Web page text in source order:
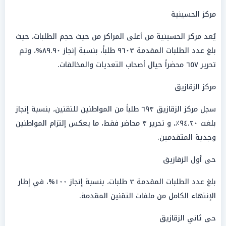
مركز الحسينية
يُعد مركز الحسينية من أعلى المراكز من حيث حجم الطلبات، حيث
بلغ عدد الطلبات المقدمة ٩٦٠٣ طلباً، بنسبة إنجاز ٨٩.٩٠%، وتم
تحرير ٦٥٧ محضراً حيال أصحاب التعديات والمخالفات.
مركز الزقازيق
سجل مركز الزقازيق ٦٩٣ طلباً من المواطنين للتقنين، بنسبة إنجاز
بلغت ٩٤.٢٠٪، و تحرير ٣ محاضر فقط، ما يعكس إلتزام المواطنين
وجدية المتقدمين.
حى أول الزقازيق
بلغ عدد الطلبات المقدمة ٣ طلبات، بنسبة إنجاز ١٠٠%، في إطار
الإنتهاء الكامل من ملفات التقنين المقدمة.
حى ثاني الزقازيق